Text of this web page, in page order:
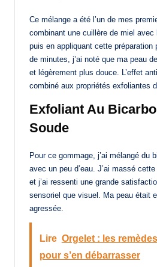
Ce mélange a été l’un de mes
combinant une cuillère de miel avec
puis en appliquant cette préparation
de minutes, j’ai noté que ma peau
et légèrement plus douce. L’effet
combiné aux propriétés exfoliantes
Exfoliant Au
Soude
Pour ce gommage, j’ai mélangé du
avec un peu d’eau. J’ai massé
et j’ai ressenti une grande
sensoriel que visuel. Ma peau était
agressée.
Lire Orgelet : les
pour s’en débarrasser